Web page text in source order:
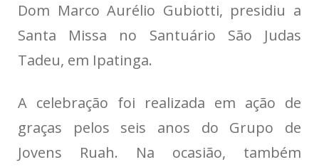
Dom Marco Aurélio Gubiotti, presidiu a
Santa Missa no Santuário São Judas
Tadeu, em Ipatinga.
A celebração foi realizada em ação de
graças pelos seis anos do Grupo de
Jovens Ruah. Na ocasião, também